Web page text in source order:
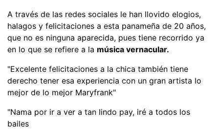
A través de las redes sociales le han llovido elogios,
halagos y felicitaciones a esta panameña de 20 años,
que no es ninguna aparecida, pues tiene recorrido ya
en lo que se refiere a la música vernacular.
"Excelente felicitaciones a la chica también tiene
derecho tener esa experiencia con un gran artista lo
mejor de lo mejor Maryfrank"
"Nama por ir a ver a tan lindo pay, iré a todos los
bailes